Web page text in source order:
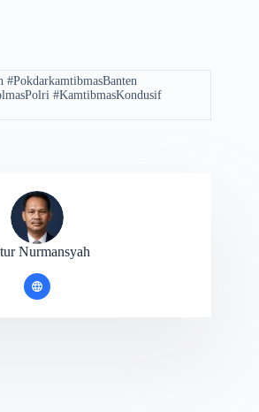
#KamtibmasKondusif
Nurmansyah